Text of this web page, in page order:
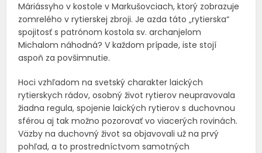
Máriássyho v kostole v Markušovciach, ktorý zobrazuje
zomrelého v rytierskej zbroji. Je azda táto „rytierska“
spojitosť s patrónom kostola sv. archanjelom
Michalom náhodná? V každom prípade, iste stojí
aspoň za povšimnutie.
Hoci vzhľadom na svetský charakter laických
rytierskych rádov, osobný život rytierov neupravovala
žiadna regula, spojenie laických rytierov s duchovnou
sférou aj tak možno pozorovať vo viacerých rovinách.
Väzby na duchovný život sa objavovali už na prvý
pohľad, a to prostredníctvom samotných